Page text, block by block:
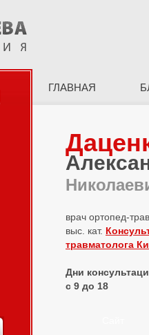
ГЛАВНАЯ
врач ортопед-
выс. кат.
травматолога
Дни
с 9 до 18